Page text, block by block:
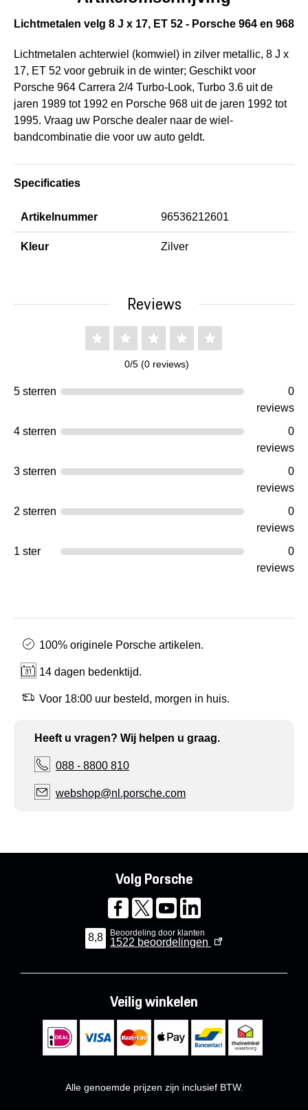
Lichtmetalen velg 8 J x 17, ET 52 - Porsche 964 en 968
Lichtmetalen achterwiel (komwiel) in zilver metallic, 8 J x
17, ET 52 voor gebruik in de winter; Geschikt voor
Porsche 964 Carrera 2/4 Turbo-Look, Turbo 3.6 uit de
jaren 1989 tot 1992 en Porsche 968 uit de jaren 1992 tot
1995. Vraag uw Porsche dealer naar de wiel-
bandcombinatie die voor uw auto geldt.
Specificaties
Artikelnummer 96536212601
Kleur Zilver
Reviews
0/5 (0 reviews)
5 sterren
0
reviews
4 sterren
0
reviews
3 sterren
0
reviews
2 sterren
0
reviews
1 ster
0
reviews
100% originele Porsche artikelen.
14 dagen bedenktijd.
Voor 18:00 uur besteld, morgen in huis.
Heeft u vragen? Wij helpen u graag.
088 - 8800 810
webshop@nl.porsche.com
Volg Porsche
8,8 Beoordeling door klanten
1522 beoordelingen
Veilig winkelen
Alle genoemde prijzen zijn inclusief BTW.